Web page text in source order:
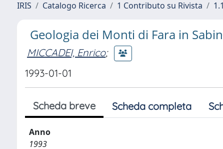
IRIS Catalogo Ricerca 1 Contributo su Rivista
Geologia dei Monti di Fara in
MICCADEI, Enrico;
1993-01-01
Scheda breve Scheda completa
Anno
1993